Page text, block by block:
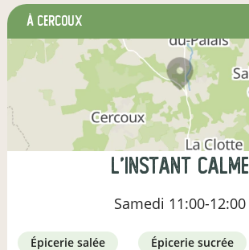
à Cercoux
L'INSTANT CALME
Samedi 11:00-12:00
épicerie salée épicerie sucrée